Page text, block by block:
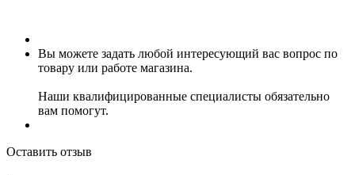
Вы можете задать любой интересующий вас вопрос по
товару или работе магазина.
Наши квалифицированные специалисты обязательно
вам помогут.
Оставить отзыв